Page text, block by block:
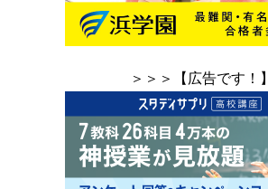
＞＞＞【広告です！】